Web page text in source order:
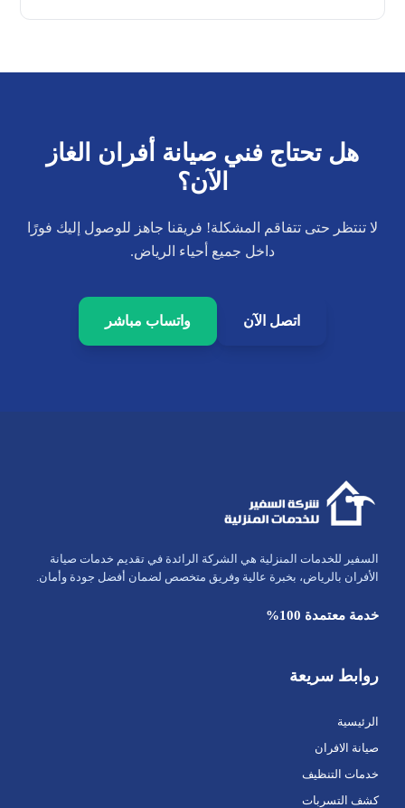
هل تحتاج فني صيانة أفران الغاز
الآن؟
لا تنتظر حتى تتفاقم المشكلة! فريقنا جاهز للوصول إليك فورًا
داخل جميع أحياء الرياض.
اتصل الآن واتساب مباشر
السفير للخدمات المنزلية هي الشركة الرائدة في تقديم خدمات صيانة
الأفران بالرياض، بخبرة عالية وفريق متخصص لضمان أفضل جودة وأمان.
خدمة معتمدة 100%
روابط سريعة
الرئيسية
صيانة الافران
خدمات التنظيف
كشف التسربات